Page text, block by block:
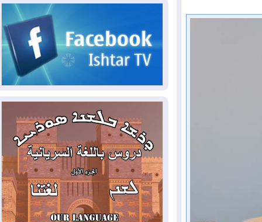
الأحمر
2026-08-06مئات القاصرين بلا مأوى.. أزمة
سبتة تتصاعد وتضغط على مدريد
لمدة عام.. بدء توريد 100
مليون قدم مكعب يومياً من غاز كورمور في
إقليم كوردستان إلى وزارة الكهرباء العراقية
2026-08-05
15كارثة بيئية ومناخية ترسم
ملامح أخطر التحديات التي تواجه العراق
اليوم
2026-08-05
حرائق فرنسا.. توقيف 402
شخص بينهم 156 قاصرا منذ بداية موسم
الحرائق